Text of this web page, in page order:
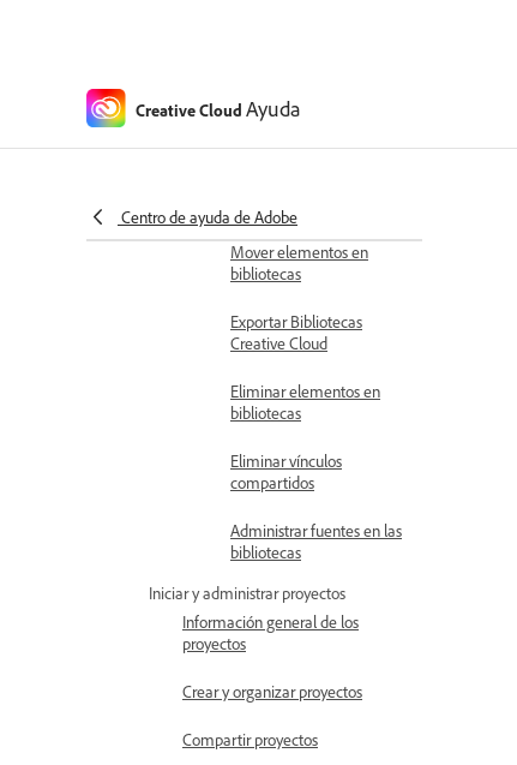
Creative Cloud Ayuda
Centro de ayuda de Adobe
Guardar Adobe Fonts en
Mover elementos en
bibliotecas
Exportar Bibliotecas
Creative Cloud
Eliminar elementos en
bibliotecas
Eliminar vínculos
compartidos
Administrar fuentes en las
bibliotecas
Iniciar y administrar proyectos
Información general de los
proyectos
Crear y organizar proyectos
Compartir proyectos